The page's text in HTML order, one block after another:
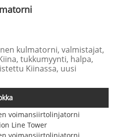
kulmatorni, valmistajat,
tukkumyynti, halpa,
Kiinassa, uusi
voimansiirtolinjatorni
Line Tower